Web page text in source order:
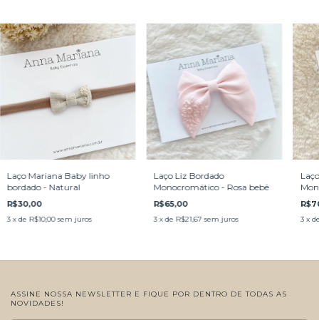
Laço Mariana Baby linho
bordado - Natural
R$30,00
3 x de R$10,00 sem juros
Laço Liz Bordado
Monocromático - Rosa bebê
R$65,00
3 x de R$21,67 sem juros 3 x
ASSINE NOSSA NEWSLETTER E FIQUE POR DENTRO DE TODAS AS
NOVIDADES!